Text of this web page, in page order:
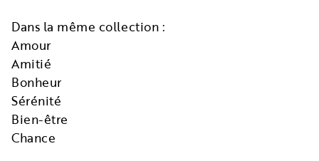
Dans la même collection :
Amour
Amitié
Bonheur
Sérénité
Bien-être
Chance